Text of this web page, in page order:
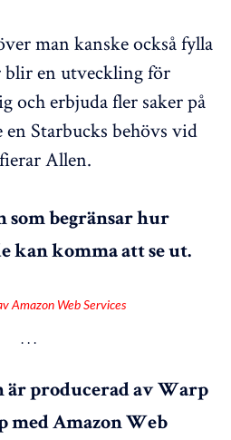
man kanske också fylla
blir en utveckling för
och erbjuda fler saker på
en Starbucks behövs vid
Allen.
som begränsar hur
kan komma att se ut.
Amazon Web Services
producerad av Warp
med Amazon Web